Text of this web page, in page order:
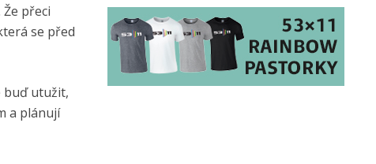
přeci
se před
buď utužit,
a plánují